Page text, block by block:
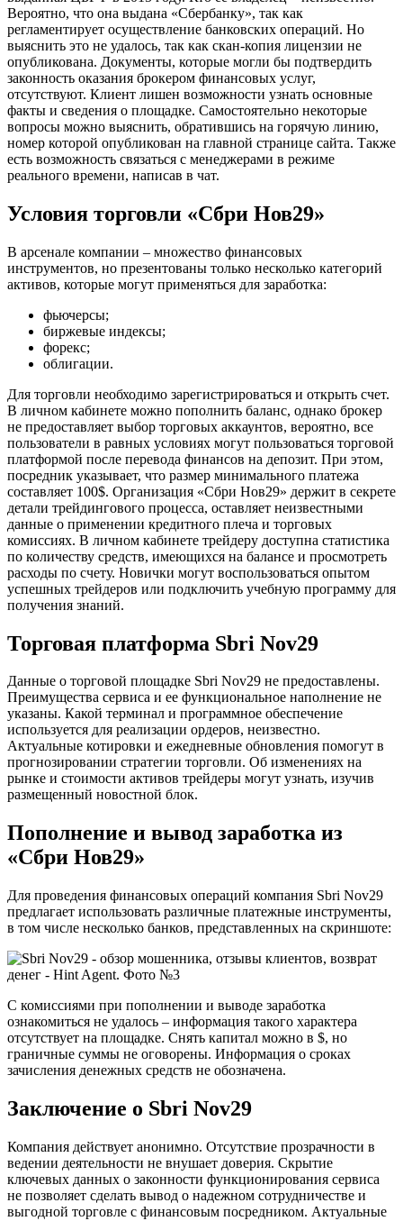
Вероятно, что она выдана «Сбербанку», так как
регламентирует осуществление банковских операций. Но
выяснить это не удалось, так как скан-копия лицензии не
опубликована. Документы, которые могли бы подтвердить
законность оказания брокером финансовых услуг,
отсутствуют. Клиент лишен возможности узнать основные
факты и сведения о площадке. Самостоятельно некоторые
вопросы можно выяснить, обратившись на горячую линию,
номер которой опубликован на главной странице сайта. Также
есть возможность связаться с менеджерами в режиме
реального времени, написав в чат.
Условия торговли «Сбри Нов29»
В арсенале компании – множество финансовых
инструментов, но презентованы только несколько категорий
активов, которые могут применяться для заработка:
фьючерсы;
биржевые индексы;
форекс;
облигации.
Для торговли необходимо зарегистрироваться и открыть счет.
В личном кабинете можно пополнить баланс, однако брокер
не предоставляет выбор торговых аккаунтов, вероятно, все
пользователи в равных условиях могут пользоваться торговой
платформой после перевода финансов на депозит. При этом,
посредник указывает, что размер минимального платежа
составляет 100$. Организация «Сбри Нов29» держит в секрете
детали трейдингового процесса, оставляет неизвестными
данные о применении кредитного плеча и торговых
комиссиях. В личном кабинете трейдеру доступна статистика
по количеству средств, имеющихся на балансе и просмотреть
расходы по счету. Новички могут воспользоваться опытом
успешных трейдеров или подключить учебную программу для
получения знаний.
Торговая платформа Sbri Nov29
Данные о торговой площадке Sbri Nov29 не предоставлены.
Преимущества сервиса и ее функциональное наполнение не
указаны. Какой терминал и программное обеспечение
используется для реализации ордеров, неизвестно.
Актуальные котировки и ежедневные обновления помогут в
прогнозировании стратегии торговли. Об изменениях на
рынке и стоимости активов трейдеры могут узнать, изучив
размещенный новостной блок.
Пополнение и вывод заработка из
«Сбри Нов29»
Для проведения финансовых операций компания Sbri Nov29
предлагает использовать различные платежные инструменты,
в том числе несколько банков, представленных на скриншоте:
С комиссиями при пополнении и выводе заработка
ознакомиться не удалось – информация такого характера
отсутствует на площадке. Снять капитал можно в $, но
граничные суммы не оговорены. Информация о сроках
зачисления денежных средств не обозначена.
Заключение о Sbri Nov29
Компания действует анонимно. Отсутствие прозрачности в
ведении деятельности не внушает доверия. Скрытие
ключевых данных о законности функционирования сервиса
не позволяет сделать вывод о надежном сотрудничестве и
выгодной торговле с финансовым посредником. Актуальные